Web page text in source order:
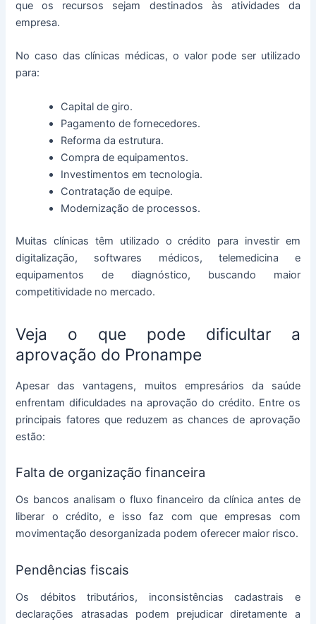
que os recursos sejam destinados às atividades da
empresa.
No caso das clínicas médicas, o valor pode ser utilizado
para:
Capital de giro.
Pagamento de fornecedores.
Reforma da estrutura.
Compra de equipamentos.
Investimentos em tecnologia.
Contratação de equipe.
Modernização de processos.
Muitas clínicas têm utilizado o crédito para investir em
digitalização, softwares médicos, telemedicina e
equipamentos de diagnóstico, buscando maior
competitividade no mercado.
Veja o que pode dificultar a
aprovação do Pronampe
Apesar das vantagens, muitos empresários da saúde
enfrentam dificuldades na aprovação do crédito. Entre os
principais fatores que reduzem as chances de aprovação
estão:
Falta de organização financeira
Os bancos analisam o fluxo financeiro da clínica antes de
liberar o crédito, e isso faz com que empresas com
movimentação desorganizada podem oferecer maior risco.
Pendências fiscais
Os débitos tributários, inconsistências cadastrais e
declarações atrasadas podem prejudicar diretamente a